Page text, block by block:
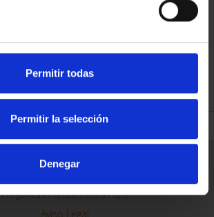
Permitir todas
Permitir la selección
Denegar
REFINAR
Información General
Contacto
Preguntas Frequentes (FAQs)
Aviso Legal